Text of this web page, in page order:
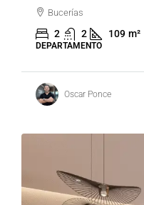
Bucerías
2 2 109 m²
DEPARTAMENTO
Oscar Ponce